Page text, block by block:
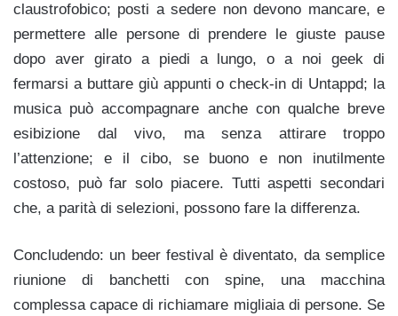
claustrofobico; posti a sedere non devono mancare, e
permettere alle persone di prendere le giuste pause
dopo aver girato a piedi a lungo, o a noi geek di
fermarsi a buttare giù appunti o check-in di Untappd; la
musica può accompagnare anche con qualche breve
esibizione dal vivo, ma senza attirare troppo
l’attenzione; e il cibo, se buono e non inutilmente
costoso, può far solo piacere. Tutti aspetti secondari
che, a parità di selezioni, possono fare la differenza.
Concludendo: un beer festival è diventato, da semplice
riunione di banchetti con spine, una macchina
complessa capace di richiamare migliaia di persone. Se